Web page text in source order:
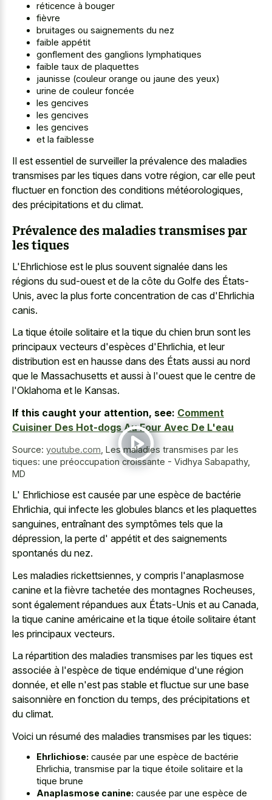
réticence à bouger
fièvre
bruitages ou saignements du nez
faible appétit
gonflement des ganglions lymphatiques
faible taux de plaquettes
jaunisse (couleur orange ou jaune des yeux)
urine de couleur foncée
les gencives
les gencives
les gencives
et la faiblesse
Il est essentiel de surveiller la prévalence des maladies
transmises par les tiques dans votre région, car elle peut
fluctuer en fonction des conditions météorologiques,
des précipitations et du climat.
Prévalence des maladies transmises par
les tiques
L'Ehrlichiose est le plus souvent signalée dans les
régions du sud-ouest et de la côte du Golfe des États-
Unis, avec la plus forte concentration de cas d'Ehrlichia
canis.
La tique étoile solitaire et la tique du chien brun sont les
principaux vecteurs d'espèces d'Ehrlichia, et leur
distribution est en hausse dans des États aussi au nord
que le Massachusetts et aussi à l'ouest que le centre de
l'Oklahoma et le Kansas.
If this caught your attention, see: Comment
Cuisiner Des Hot-dogs Au Four Avec De L'eau
Source: youtube.com Les maladies transmises par les
tiques: une préoccupation croissante - Vidhya Sabapathy,
MD
L' Ehrlichiose est causée par une espèce de bactérie
Ehrlichia, qui infecte les globules blancs et les plaquettes
sanguines, entraînant des symptômes tels que la
dépression, la perte d' appétit et des saignements
spontanés du nez.
Les maladies rickettsiennes, y compris l'anaplasmose
canine et la fièvre tachetée des montagnes Rocheuses,
sont également répandues aux États-Unis et au Canada,
la tique canine américaine et la tique étoile solitaire étant
les principaux vecteurs.
La répartition des maladies transmises par les tiques est
associée à l'espèce de tique endémique d'une région
donnée, et elle n'est pas stable et fluctue sur une base
saisonnière en fonction du temps, des précipitations et
du climat.
Voici un résumé des maladies transmises par les tiques:
Ehrlichiose: causée par une espèce de bactérie
Ehrlichia, transmise par la tique étoile solitaire et la
tique brune
Anaplasmose canine: causée par une espèce de